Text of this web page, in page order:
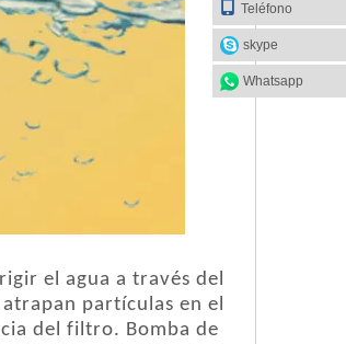
el agua a través del
partículas en el
del filtro. Bomba de
Teléfono
skype
Whatsapp